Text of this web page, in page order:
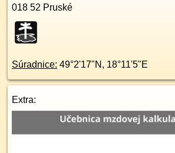
018 52 Pruské
Súradnice: 49°2'17"N , 18°11'5"E
Extra: